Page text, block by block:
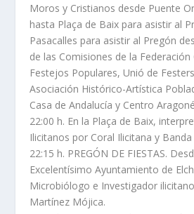
Moros y Cristianos desde Puente
hasta Plaça de Baix para asistir al
Pasacalles para asistir al Pregón
de las Comisiones de la Federación
Festejos Populares, Unió de
Asociación Histórico-Artística
Casa de Andalucía y Centro
22:00 h. En la Plaça de Baix,
Ilicitanos por Coral Ilicitana y
22:15 h. PREGÓN DE FIESTAS.
Excelentísimo Ayuntamiento de
Microbiólogo e Investigador
Martínez Mójica.